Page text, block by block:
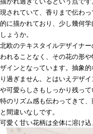
現されていて、香りまで伝わ
的に描かれており、少し幾何
しょうか。
北欧のテキスタイルデザイナ
われることなく、その花の形
ザインとなっています。抽象
り過ぎません。とはいえデザ
や可愛らしさもしっかり残っ
特のリズム感も伝わってきて
と間違いなしです。
可愛く甘い花柄は全体に溶け